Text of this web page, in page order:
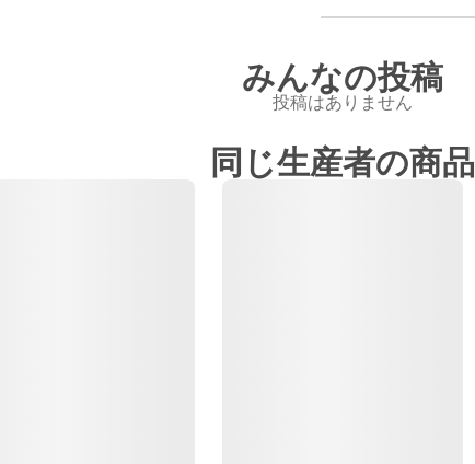
みんなの投稿
投稿はありません
同じ生産者の商品